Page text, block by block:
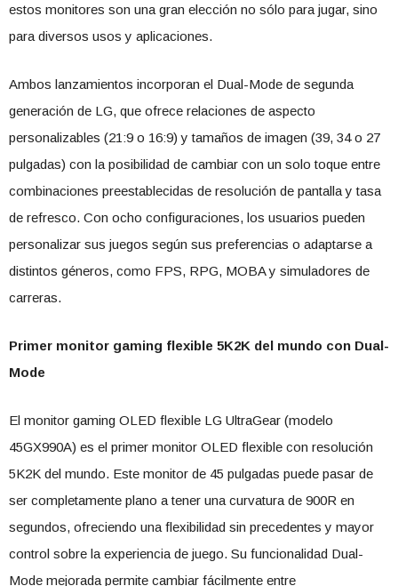
estos monitores son una gran elección no sólo para jugar, sino
para diversos usos y aplicaciones.
Ambos lanzamientos incorporan el Dual-Mode de segunda
generación de LG, que ofrece relaciones de aspecto
personalizables (21:9 o 16:9) y tamaños de imagen (39, 34 o 27
pulgadas) con la posibilidad de cambiar con un solo toque entre
combinaciones preestablecidas de resolución de pantalla y tasa
de refresco. Con ocho configuraciones, los usuarios pueden
personalizar sus juegos según sus preferencias o adaptarse a
distintos géneros, como FPS, RPG, MOBA y simuladores de
carreras.
Primer monitor gaming flexible 5K2K del mundo con Dual-
Mode
El monitor gaming OLED flexible LG UltraGear (modelo
45GX990A) es el primer monitor OLED flexible con resolución
5K2K del mundo. Este monitor de 45 pulgadas puede pasar de
ser completamente plano a tener una curvatura de 900R en
segundos, ofreciendo una flexibilidad sin precedentes y mayor
control sobre la experiencia de juego. Su funcionalidad Dual-
Mode mejorada permite cambiar fácilmente entre